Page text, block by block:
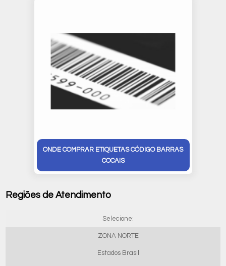
ONDE COMPRAR ETIQUETAS CÓDIGO BARRAS
COCAIS
Regiões de Atendimento
Selecione:
ZONA NORTE
Estados Brasil